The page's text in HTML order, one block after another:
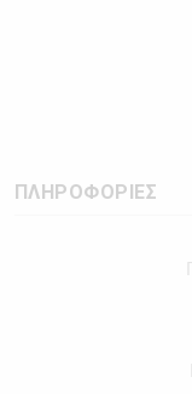
ΠΛΗΡΟΦΟΡΙΕΣ